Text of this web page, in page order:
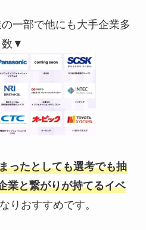
一部で他にも大手企業多
数▼
ったとしても選考でも抽
業と繋がりが持てるイベ
りおすすめです。